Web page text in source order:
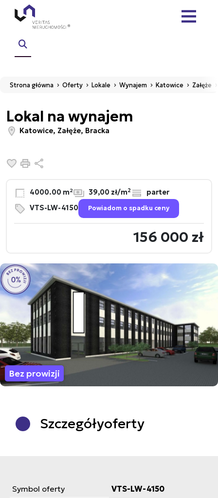
Strona główna Oferty Lokale Wynajem Katowice Załęże
Lokal na wynajem
Katowice, Załęże, Bracka
Dodaj do ulubionych
Drukuj
4000.00 m² 39,00 zł/m2
parter
VTS-LW-4150
Powiadom o spadku ceny
156 000 zł
Bez prowizji
Szczegółyoferty
Symbol oferty
VTS-LW-4150